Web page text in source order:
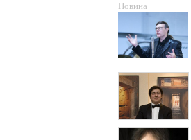
Новина